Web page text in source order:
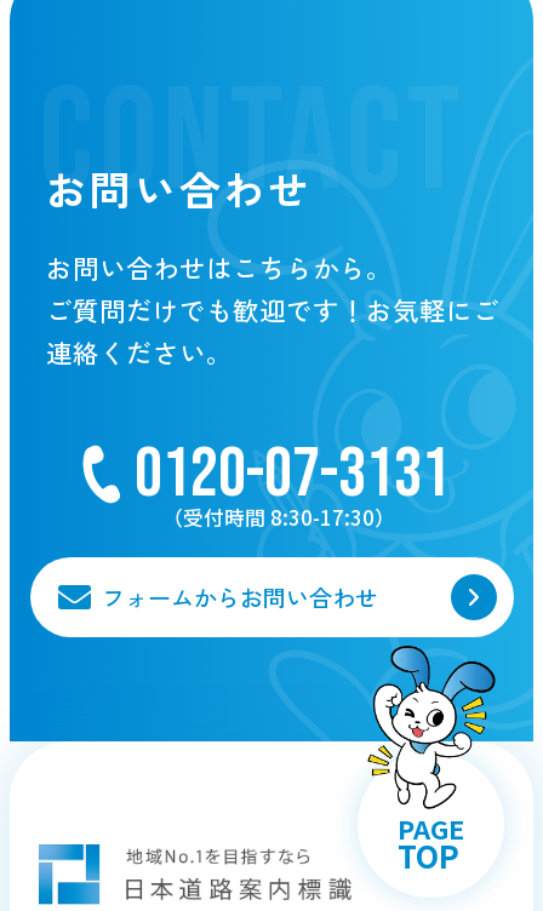
CONTACT
お問い合わせ
お問い合わせはこちらから。
ご質問だけでも歓迎です！お気軽にご
連絡ください。
0120-07-3131
（受付時間 8:30-17:30）
フォームからお問い合わせ
PAGE
TOP